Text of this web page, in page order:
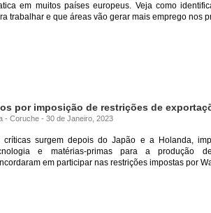
em muitos países europeus. Veja como
trabalhar e que áreas vão gerar mais emprego nos
por imposição de restrições de
- Coruche - 30 de Janeiro, 2023
críticas surgem depois do Japão e a Holanda,
e matérias-primas para a produção
em participar nas restrições impostas por